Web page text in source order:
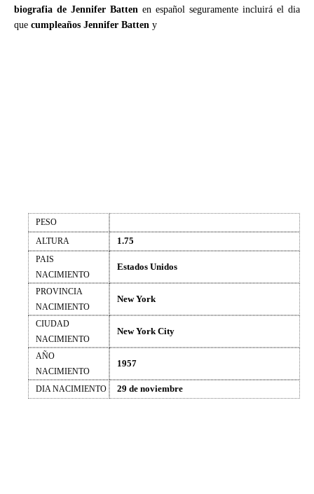
biografia de Jennifer Batten en español seguramente incluirá el dia
que cumpleaños Jennifer Batten y
PESO
ALTURA
1.75
PAIS
NACIMIENTO
Estados Unidos
PROVINCIA
NACIMIENTO
New York
CIUDAD
NACIMIENTO
New York City
AÑO
NACIMIENTO
1957
DIA NACIMIENTO 29 de noviembre